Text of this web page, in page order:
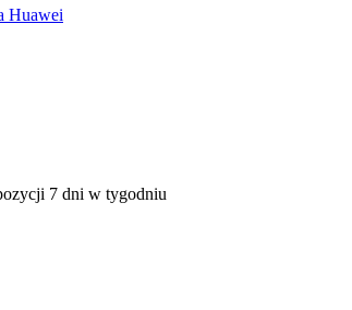
7 dni w tygodniu